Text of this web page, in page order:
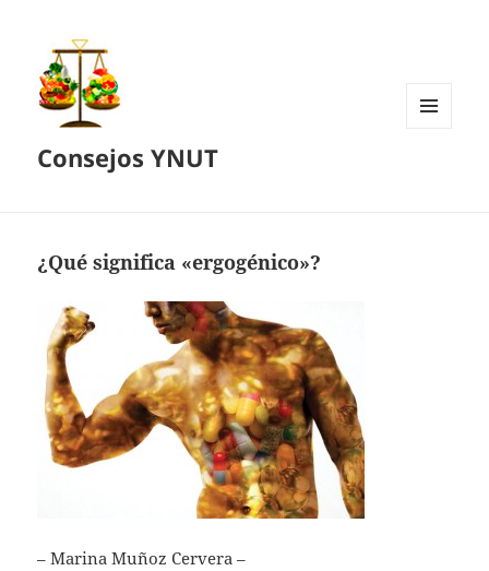
Consejos YNUT
¿Qué significa «ergogénico»?
– Marina Muñoz Cervera –